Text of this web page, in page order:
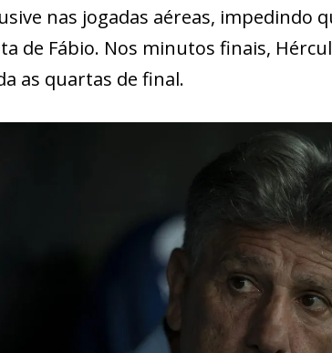
nas jogadas aéreas, impedindo
de Fábio. Nos minutos finais,
as quartas de final.